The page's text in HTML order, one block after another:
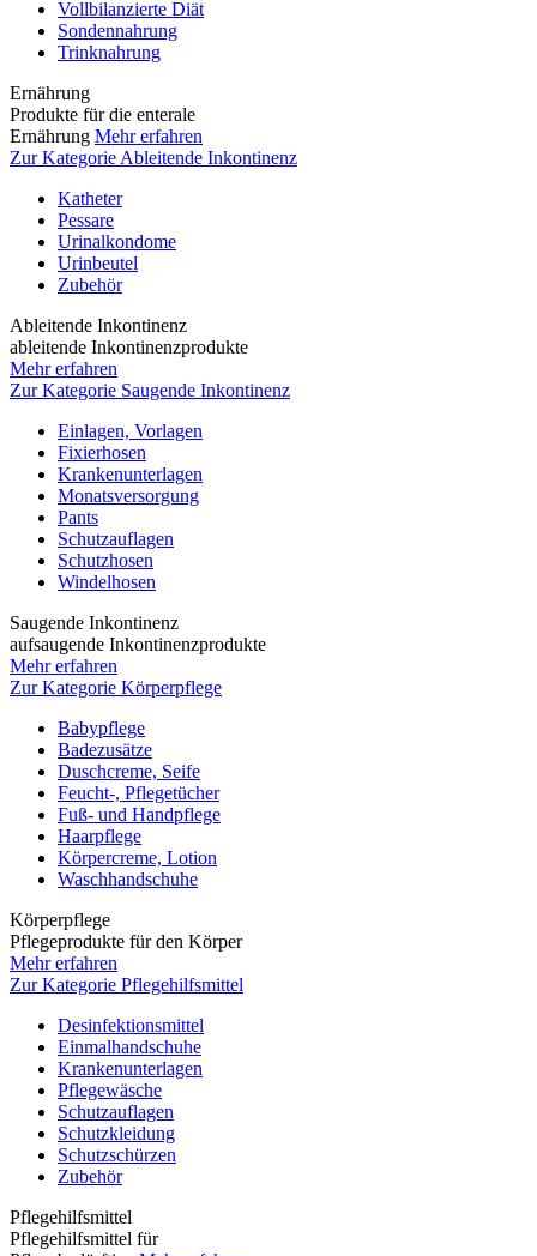
Vollbilanzierte Diät
Sondennahrung
Trinknahrung
Ernährung
Produkte für die enterale
Ernährung Mehr erfahren
Zur Kategorie Ableitende Inkontinenz
Katheter
Pessare
Urinalkondome
Urinbeutel
Zubehör
Ableitende Inkontinenz
ableitende Inkontinenzprodukte
Mehr erfahren
Zur Kategorie Saugende Inkontinenz
Einlagen, Vorlagen
Fixierhosen
Krankenunterlagen
Monatsversorgung
Pants
Schutzauflagen
Schutzhosen
Windelhosen
Saugende Inkontinenz
aufsaugende Inkontinenzprodukte
Mehr erfahren
Zur Kategorie Körperpflege
Babypflege
Badezusätze
Duschcreme, Seife
Feucht-, Pflegetücher
Fuß- und Handpflege
Haarpflege
Körpercreme, Lotion
Waschhandschuhe
Körperpflege
Pflegeprodukte für den Körper
Mehr erfahren
Zur Kategorie Pflegehilfsmittel
Desinfektionsmittel
Einmalhandschuhe
Krankenunterlagen
Pflegewäsche
Schutzauflagen
Schutzkleidung
Schutzschürzen
Zubehör
Pflegehilfsmittel
Pflegehilfsmittel für